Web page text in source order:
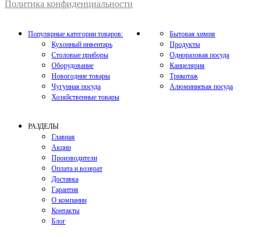
Политика конфиденциальности
Популярные категории товаров:
Кухонный инвентарь
Столовые приборы
Оборудование
Новогодние товары
Чугунная посуда
Хозяйственные товары
Бытовая химия
Продукты
Одноразовая посуда
Канцелярия
Трикотаж
Алюминиевая посуда
РАЗДЕЛЫ
Главная
Акции
Производители
Оплата и возврат
Доставка
Гарантия
О компании
Контакты
Блог